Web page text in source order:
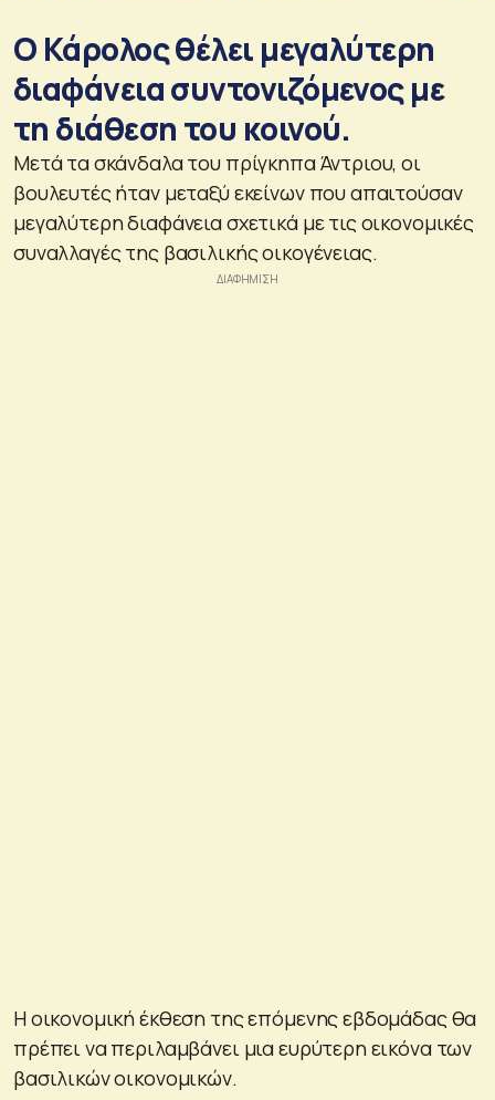
Ο Κάρολος θέλει μεγαλύτερη
διαφάνεια συντονιζόμενος με
τη διάθεση του κοινού.
Μετά τα σκάνδαλα του πρίγκηπα Άντριου, οι
βουλευτές ήταν μεταξύ εκείνων που απαιτούσαν
μεγαλύτερη διαφάνεια σχετικά με τις οικονομικές
συναλλαγές της βασιλικής οικογένειας.
Η οικονομική έκθεση της επόμενης εβδομάδας θα
πρέπει να περιλαμβάνει μια ευρύτερη εικόνα των
βασιλικών οικονομικών.